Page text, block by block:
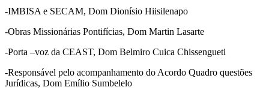
-IMBISA e SECAM, Dom Dionísio Hiisilenapo
-Obras Missionárias Pontifícias, Dom Martin Lasarte
-Porta –voz da CEAST, Dom Belmiro Cuica Chissengueti
-Responsável pelo acompanhamento do Acordo Quadro questões
Jurídicas, Dom Emílio Sumbelelo